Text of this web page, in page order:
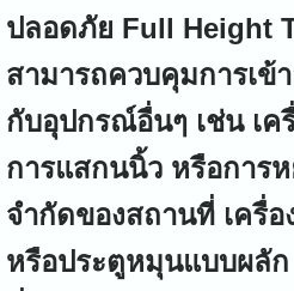
ปลอดภัย Full Height
สามารถควบคุมการเข้
กับอุปกรณ์อื่นๆ เช่น เค
การแสกนนิ้ว หรือการ
จำกัดของสถานที่ เครื่
หรือประตูหมุนแบบผลั